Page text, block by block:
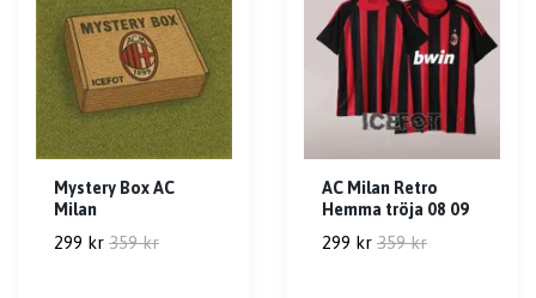
Mystery Box AC
Milan
299 kr 359 kr
AC Milan Retro
Hemma tröja 08 09
299 kr 359 kr